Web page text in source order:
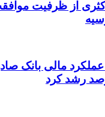
از ظرفیت
عملکرد مالی بانک